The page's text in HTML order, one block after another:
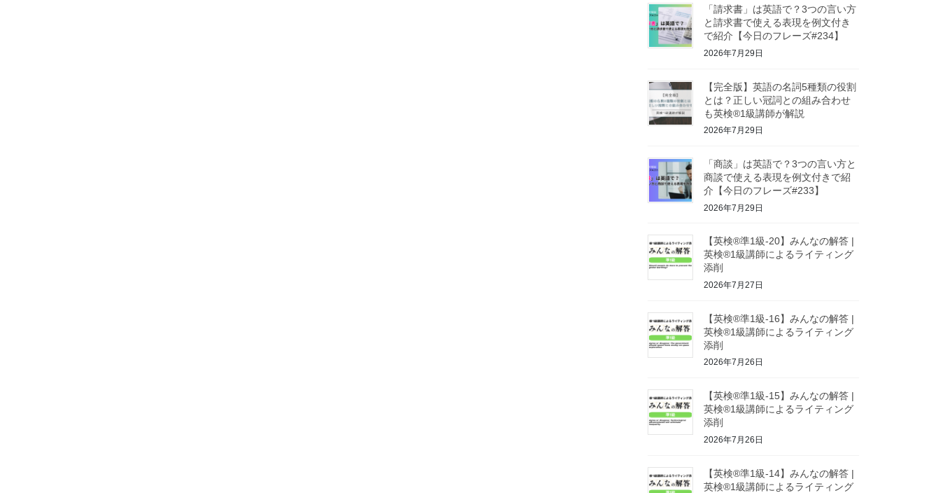
「請求書」は英語で？3つの言い方
と請求書で使える表現を例文付き
で紹介【今日のフレーズ#234】
2026年7月29日
【完全版】英語の名詞5種類の役割
とは？正しい冠詞との組み合わせ
も英検®1級講師が解説
2026年7月29日
「商談」は英語で？3つの言い方と
商談で使える表現を例文付きで紹
介【今日のフレーズ#233】
2026年7月29日
【英検®準1級-20】みんなの解答 |
英検®1級講師によるライティング
添削
2026年7月27日
【英検®準1級-16】みんなの解答 |
英検®1級講師によるライティング
添削
2026年7月26日
【英検®準1級-15】みんなの解答 |
英検®1級講師によるライティング
添削
2026年7月26日
【英検®準1級-14】みんなの解答 |
英検®1級講師によるライティング